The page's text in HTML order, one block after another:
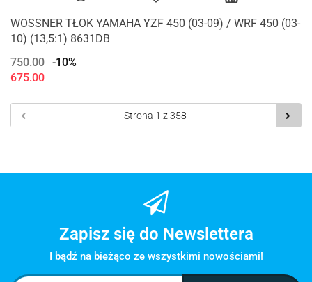
WOSSNER TŁOK YAMAHA YZF 450 (03-09) / WRF 450 (03-
10) (13,5:1) 8631DB
750.00 -10%
675.00
Zapisz się do Newslettera
I bądź na bieżąco ze wszystkimi nowościami!